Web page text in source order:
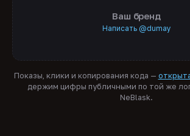
Ваш бренд
Написать @dumay
Показы, клики и копирования кода —
держим цифры публичными по той же
NeBlask.